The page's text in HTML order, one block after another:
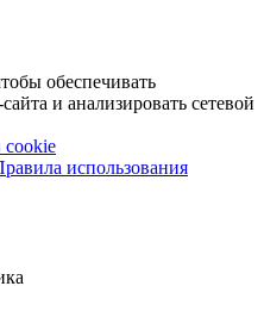
обеспечивать
и анализировать сетевой
cookie
использования